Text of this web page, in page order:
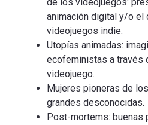
animación digital y/o el
videojuegos indie.
Utopías animadas:
ecofeministas a través
videojuego.
Mujeres pioneras de
grandes desconocidas.
Post-mortems: buenas